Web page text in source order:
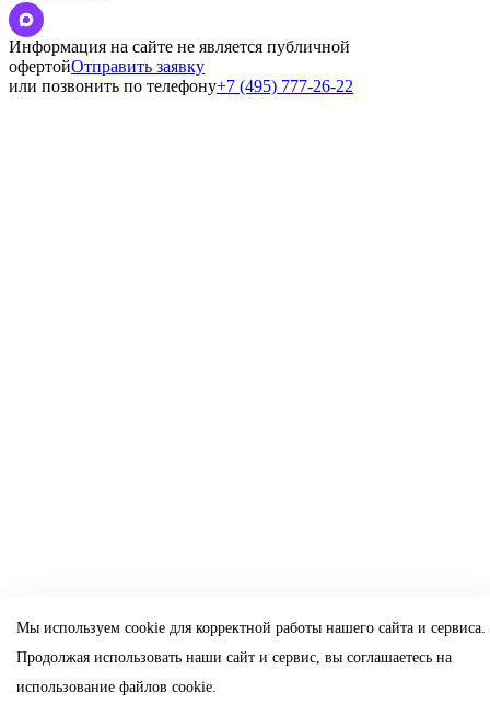
Информация на сайте не является публичной
офертойОтправить заявку
или позвонить по телефону+7 (495) 777-26-22
Мы используем cookie для корректной работы нашего сайта и сервиса.
Продолжая использовать наши сайт и сервис, вы соглашаетесь на
использование файлов cookie.